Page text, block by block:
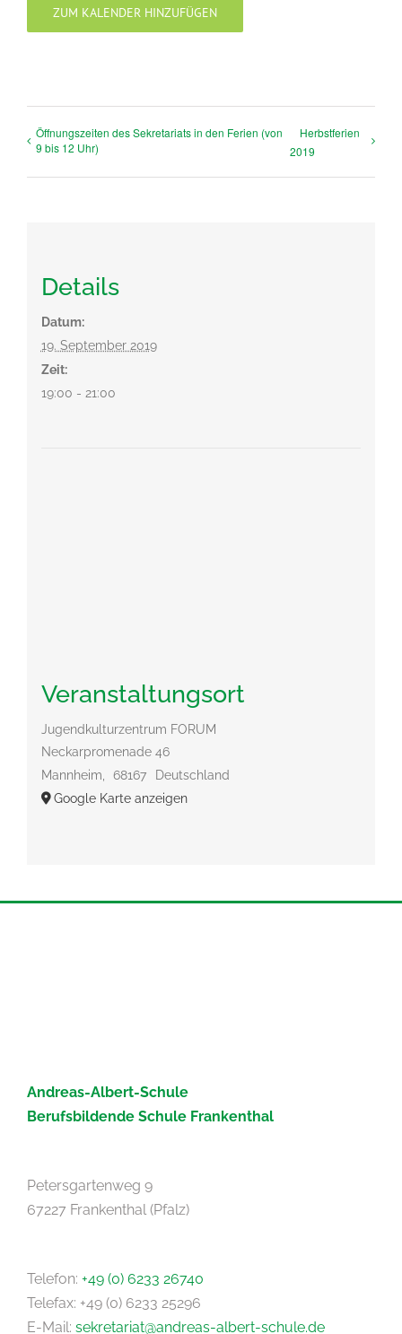
ZUM KALENDER HINZUFÜGEN
Öffnungszeiten des Sekretariats in den Ferien (von
9 bis 12 Uhr)
Herbstferien
2019
Details
Datum:
19. September 2019
Zeit:
19:00 - 21:00
Veranstaltungsort
Jugendkulturzentrum FORUM
Neckarpromenade 46
Mannheim, 68167
Deutschland
Google Karte anzeigen
Andreas-Albert-Schule
Berufsbildende Schule Frankenthal
Petersgartenweg 9
67227 Frankenthal (Pfalz)
Telefon: +49 (0) 6233 26740
Telefax: +49 (0) 6233 25296
E-Mail: sekretariat@andreas-albert-schule.de